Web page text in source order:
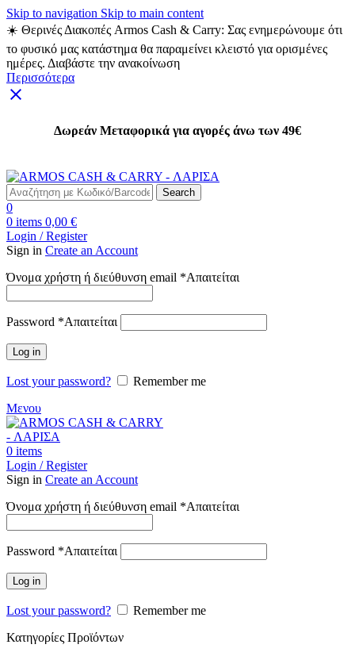
Skip to navigation Skip to main content
☀️ Θερινές Διακοπές Armos Cash & Carry: Σας ενημερώνουμε ότι
το φυσικό μας κατάστημα θα παραμείνει κλειστό για ορισμένες
ημέρες. Διαβάστε την ανακοίνωση
Περισσότερα
Δωρεάν Μεταφορικά για αγορές άνω των 49€
Search
0
0 items 0,00 €
Login / Register
Sign in Create an Account
Όνομα χρήστη ή διεύθυνση email *Απαιτείται
Password *Απαιτείται
Log in
Lost your password?
Remember me
Μενου
0 items
Login / Register
Sign in Create an Account
Όνομα χρήστη ή διεύθυνση email *Απαιτείται
Password *Απαιτείται
Log in
Lost your password?
Remember me
Κατηγορίες Προϊόντων